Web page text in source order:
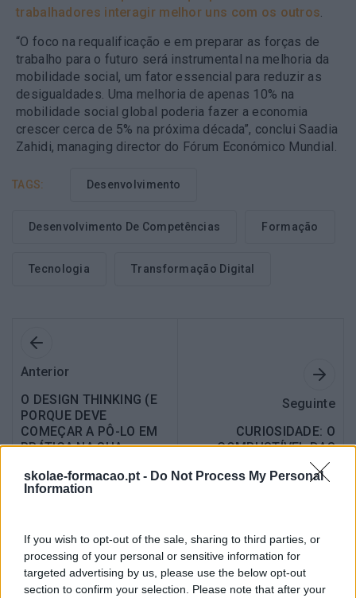
skolae-formacao.pt - Do Not Process My Personal
Information
If you wish to opt-out of the sale, sharing to third parties, or
processing of your personal or sensitive information for
targeted advertising by us, please use the below opt-out
section to confirm your selection. Please note that after your
trabalhadores interagir melhor uns com os outros
“O foco na requalificação e em preparar as forças de
trabalho para o futuro será instrumental na melhoria da
mobilidade social, um fator essencial para reduzir as
desigualdades. Uma melhoria de apenas 10% na
mobilidade social global poderia fazer a economia
crescer cerca de 5% na próxima década”, conclui Saadia
Zahidi, managing director do Fórum Económico Mundial.
TAGS: Desenvolvimento
Desenvolvimento De Competências Formação
Tecnologia Transformação Digital
Anterior
O DESIGN THINKING (E
PORQUE DEVE
COMEÇAR A PÔ-LO EM
PRÁTICA NA SUA
Seguinte
CURIOSIDADE: O
COMBUSTÍVEL DAS
ORGANIZAÇÕES?
Também Poderá Gostar